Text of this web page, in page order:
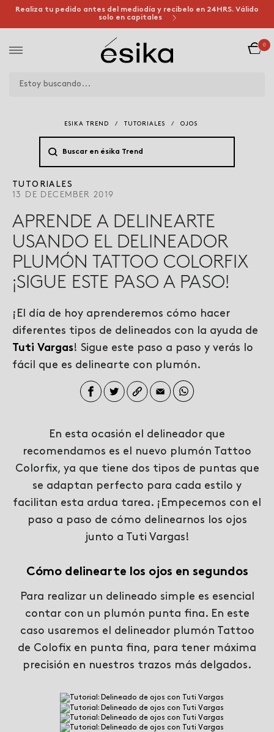
Realiza tu pedido antes del mediodía y recíbelo en 24HRS. Válido
solo en capitales
0
ESIKA TREND / TUTORIALES / OJOS
TUTORIALES
13 DE DECEMBER 2019
APRENDE A DELINEARTE
USANDO EL DELINEADOR
PLUMÓN TATTOO COLORFIX
¡SIGUE ESTE PASO A PASO!
¡El día de hoy aprenderemos cómo hacer
diferentes tipos de delineados con la ayuda de
Tuti Vargas! Sigue este paso a paso y verás lo
fácil que es delinearte con plumón.
En esta ocasión el delineador que
recomendamos es el nuevo plumón Tattoo
Colorfix, ya que tiene dos tipos de puntas que
se adaptan perfecto para cada estilo y
facilitan esta ardua tarea. ¡Empecemos con el
paso a paso de cómo delinearnos los ojos
junto a Tuti Vargas!
Cómo delinearte los ojos en segundos
Para realizar un delineado simple es esencial
contar con un plumón punta fina. En este
caso usaremos el delineador plumón Tattoo
de Colofix en punta fina, para tener máxima
precisión en nuestros trazos más delgados.